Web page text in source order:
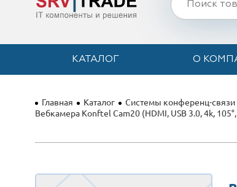
КАТАЛОГ О
Главная Каталог Системы конференц-связи
Вебкамера Konftel Cam20 (HDMI, USB 3.0, 4k,